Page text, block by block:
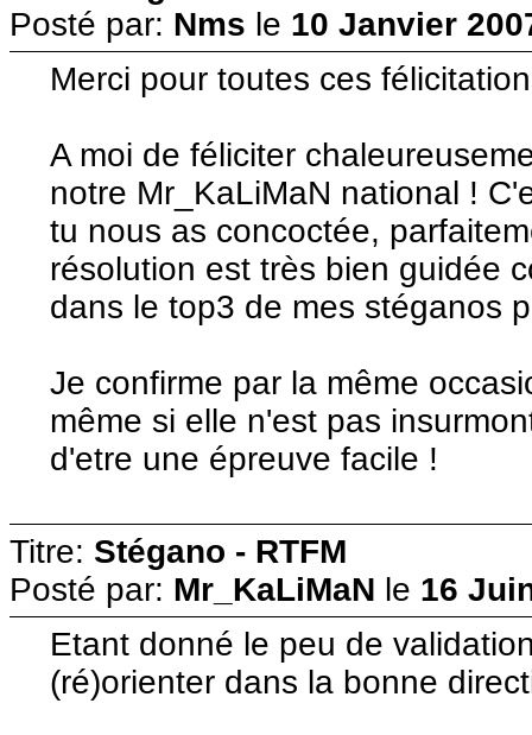
Posté par: Nms le 10 Janvier
Merci pour toutes ces
A moi de féliciter
notre Mr_KaLiMaN national !
tu nous as concoctée,
résolution est très bien guidée
dans le top3 de mes stéganos
Je confirme par la même
même si elle n'est pas
d'etre une épreuve facile !
Titre: Stégano - RTFM
Posté par: Mr_KaLiMaN le 16
Etant donné le peu de
(ré)orienter dans la bonne